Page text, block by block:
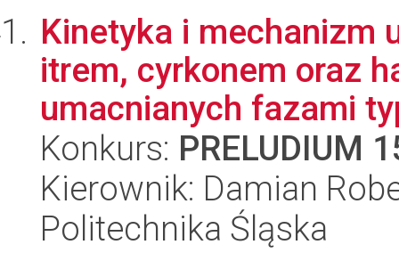
Kinetyka i mechanizm
itrem, cyrkonem oraz
umacnianych fazami
Konkurs: PRELUDIUM
Kierownik: Damian
Politechnika Śląska